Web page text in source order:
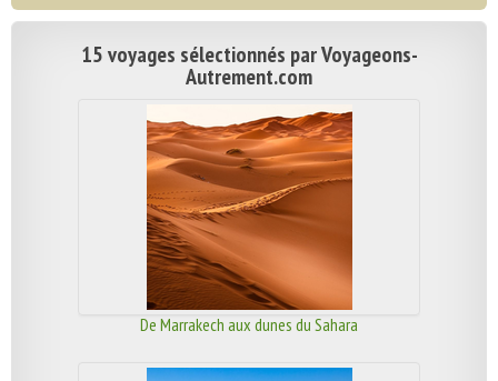
15 voyages sélectionnés par Voyageons-
Autrement.com
De Marrakech aux dunes du Sahara